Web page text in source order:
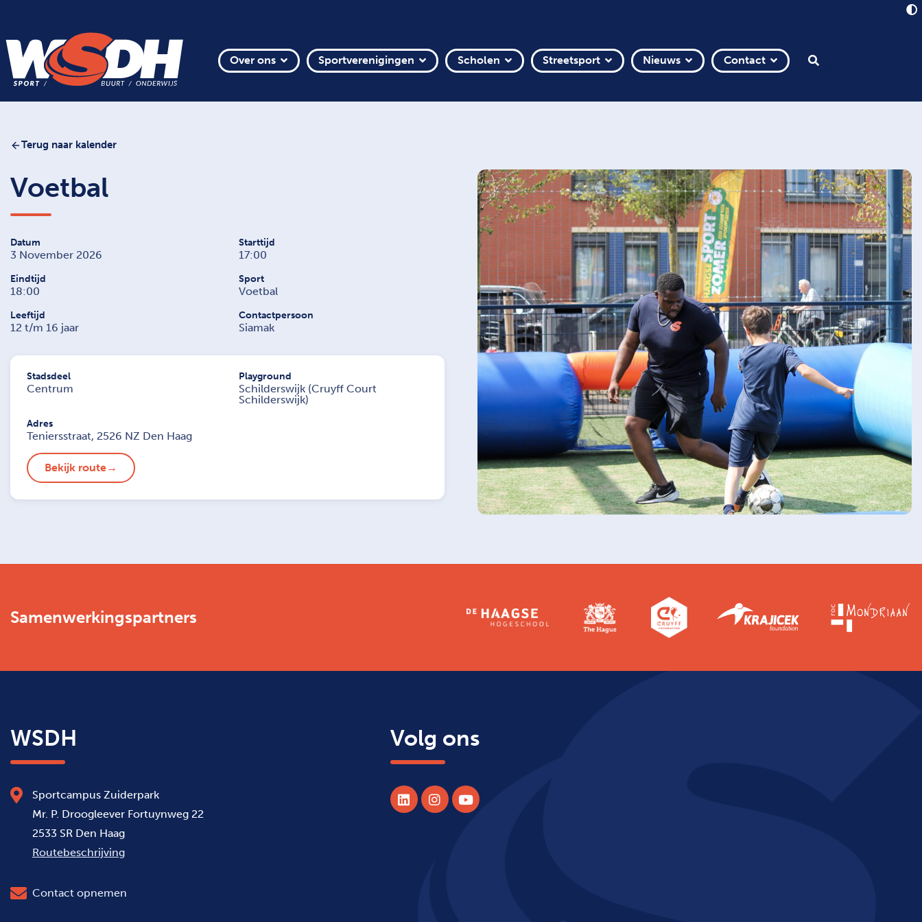
Over ons Sportverenigingen Scholen Streetsport Nieuws Contact
Terug naar kalender
Voetbal
Datum
3 November 2026
Starttijd
17:00
Eindtijd
18:00
Sport
Voetbal
Leeftijd
12 t/m 16 jaar
Contactpersoon
Siamak
Stadsdeel
Centrum
Playground
Schilderswijk (Cruyff Court
Schilderswijk)
Adres
Teniersstraat, 2526 NZ Den Haag
Bekijk route
Samenwerkingspartners
WSDH
Sportcampus Zuiderpark
Mr. P. Droogleever Fortuynweg 22
2533 SR Den Haag
Routebeschrijving
Contact opnemen
Volg ons